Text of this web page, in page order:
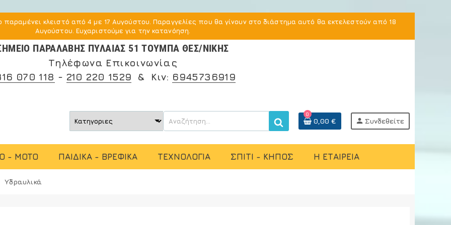
κλειστό από 4 με 17 Αυγούστου. Παραγγελίες που θα γίνουν στο διάστημα αυτό θα εκτελεστούν από 18
Αυγούστου. Ευχαριστούμε για την κατανόηση.
ΠΑΡΑΛΑΒΗΣ ΠΥΛΑΙΑΣ 51 ΤΟΥΜΠΑ ΘΕΣ/ΝΙΚΗΣ
Τηλέφωνα Επικοινωνίας
070 118 - 210 220 1529 & Κιν: 6945736919
0
0,00 € person Συνδεθείτε
- MOTO ΠΑΙΔΙΚΑ - ΒΡΕΦΙΚΑ ΤΕΧΝΟΛΟΓΙΑ ΣΠΙΤΙ - ΚΗΠΟΣ Η ΕΤΑΙΡΕΙΑ
Υδραυλικά